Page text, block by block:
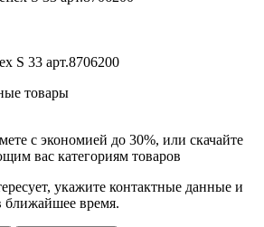
S 33 арт.8706200
товары
с экономией до 30%, или скачайте
вас категориям товаров
укажите контактные данные и
ближайшее время.